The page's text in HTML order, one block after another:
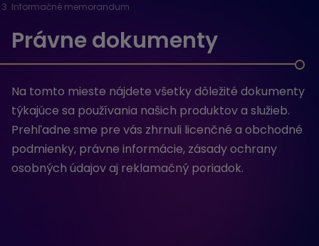
Informačné memorandum
Právne dokumenty
Na tomto mieste nájdete všetky dôležité dokumenty
týkajúce sa používania našich produktov a služieb.
Prehľadne sme pre vás zhrnuli licenčné a obchodné
podmienky, právne informácie, zásady ochrany
osobných údajov aj reklamačný poriadok.